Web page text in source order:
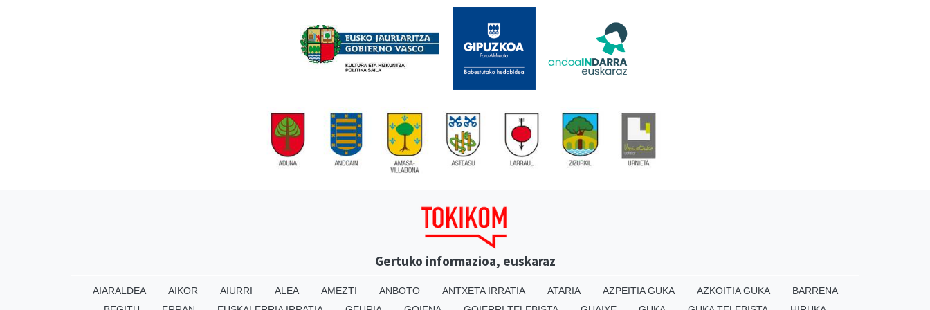
Gertuko informazioa, euskaraz
AIARALDEA AIKOR AIURRI ALEA AMEZTI ANBOTO ANTXETA IRRATIA ATARIA AZPEITIA GUKA AZKOITIA GUKA
BARRENA